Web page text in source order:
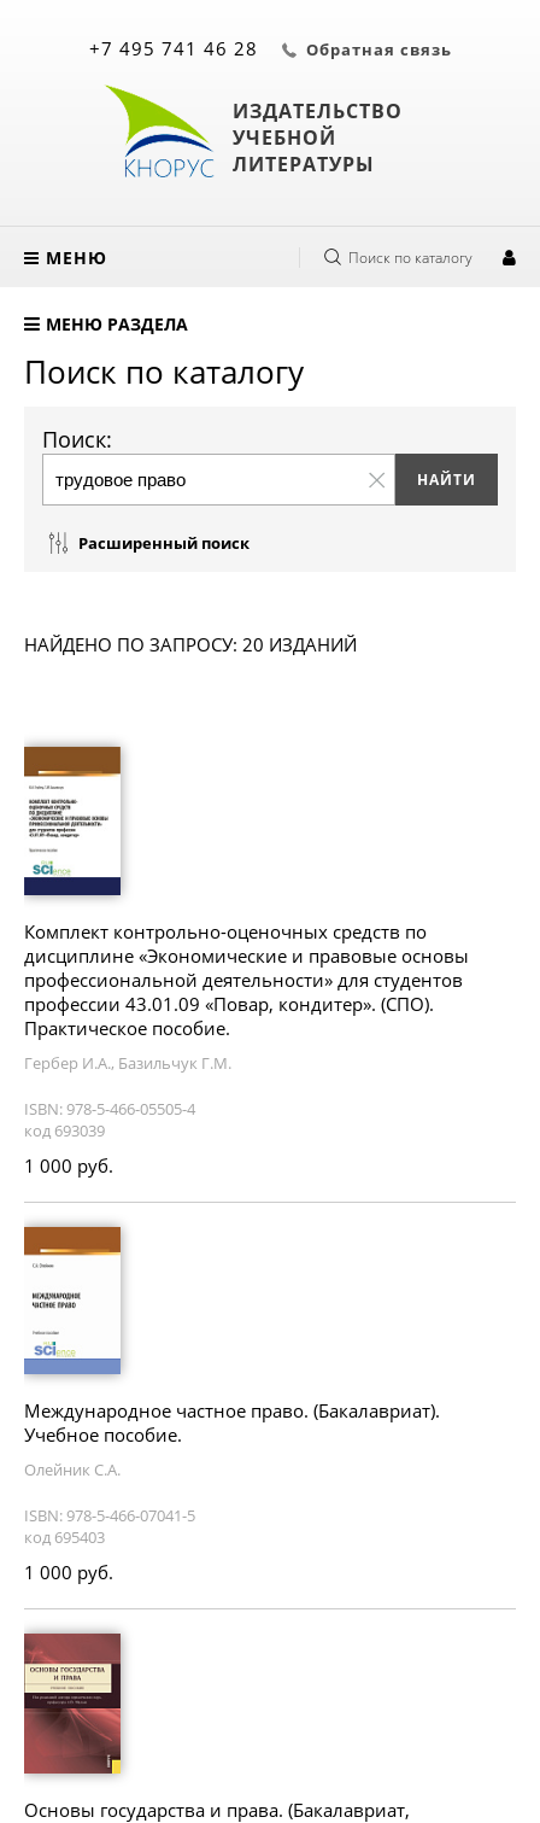
ИЗДАТЕЛЬСТВО
УЧЕБНОЙ
ЛИТЕРАТУРЫ
+7 495 741 46 28 Обратная связь
МЕНЮ Поиск по каталогу
МЕНЮ РАЗДЕЛА
Поиск по каталогу
Поиск:
Расширенный поиск
НАЙДЕНО ПО ЗАПРОСУ: 20 ИЗДАНИЙ
Комплект контрольно-оценочных средств по
дисциплине «Экономические и правовые основы
профессиональной деятельности» для студентов
профессии 43.01.09 «Повар, кондитер». (СПО).
Практическое пособие.
Гербер И.А., Базильчук Г.М.
ISBN: 978-5-466-05505-4
код 693039
1 000 руб.
Международное частное право. (Бакалавриат).
Учебное пособие.
Олейник С.А.
ISBN: 978-5-466-07041-5
код 695403
1 000 руб.
Основы государства и права. (Бакалавриат,